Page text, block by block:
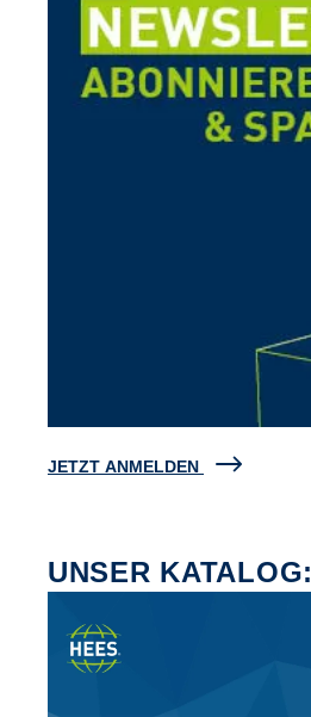
JETZT ANMELDEN
UNSER KATALOG: